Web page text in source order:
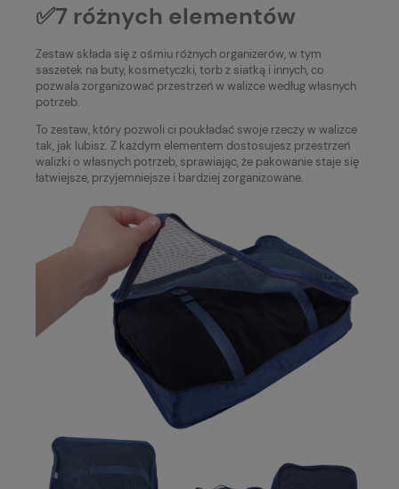
✅7 różnych elementów
Zestaw składa się z ośmiu różnych organizerów, w tym
saszetek na buty, kosmetyczki, torb z siatką i innych, co
pozwala zorganizować przestrzeń w walizce według własnych
potrzeb.
To zestaw, który pozwoli ci poukładać swoje rzeczy w walizce
tak, jak lubisz. Z każdym elementem dostosujesz przestrzeń
walizki o własnych potrzeb, sprawiając, że pakowanie staje się
łatwiejsze, przyjemniejsze i bardziej zorganizowane.